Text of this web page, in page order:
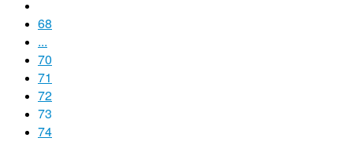
68
...
70
71
72
73
74